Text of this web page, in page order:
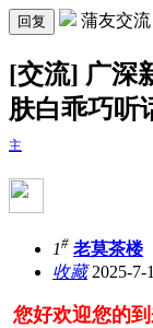
回复 蒲友交流
[交流] 广深
肤白乖巧听
主
1# 老莫茶楼
收藏2025-7-
您好欢迎您的